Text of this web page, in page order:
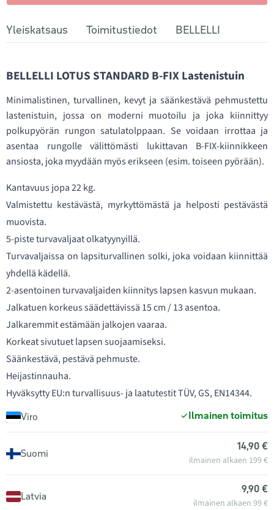
Yleiskatsaus Toimitustiedot BELLELLI
BELLELLI LOTUS STANDARD B-FIX Lastenistuin
Minimalistinen, turvallinen, kevyt ja säänkestävä pehmustettu
lastenistuin, jossa on moderni muotoilu ja joka kiinnittyy
polkupyörän rungon satulatolppaan. Se voidaan irrottaa ja
asentaa rungolle välittömästi lukittavan B-FIX-kiinnikkeen
ansiosta, joka myydään myös erikseen (esim. toiseen pyörään).
Kantavuus jopa 22 kg.
Valmistettu kestävästä, myrkyttömästä ja helposti pestävästä
muovista.
5-piste turvavaljaat olkatyynyillä.
Turvavaljaissa on lapsiturvallinen solki, joka voidaan kiinnittää
yhdellä kädellä.
2-asentoinen turvavaljaiden kiinnitys lapsen kasvun mukaan.
Jalkatuen korkeus säädettävissä 15 cm / 13 asentoa.
Jalkaremmit estämään jalkojen vaaraa.
Korkeat sivutuet lapsen suojaamiseksi.
Säänkestävä, pestävä pehmuste.
Heijastinnauha.
Hyväksytty EU:n turvallisuus- ja laatutestit TÜV, GS, EN14344.
Viro Ilmainen toimitus
Suomi
14,90 €
ilmainen alkaen 199 €
Latvia
9,90 €
ilmainen alkaen 99 €